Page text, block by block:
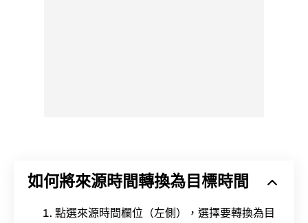
如何將來源時間轉換為目標時間
點選來源時間欄位（左側），選擇要轉換為目